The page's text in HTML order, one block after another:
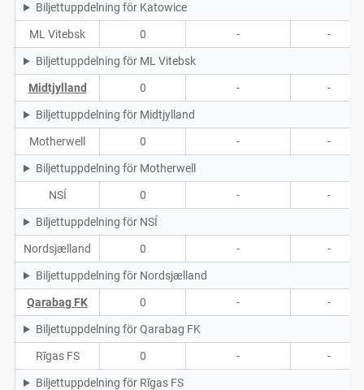
Biljettuppdelning för Katowice
ML Vitebsk 0 - -
Biljettuppdelning för ML Vitebsk
Midtjylland 0 - -
Biljettuppdelning för Midtjylland
Motherwell 0 - -
Biljettuppdelning för Motherwell
NSÍ 0 - -
Biljettuppdelning för NSÍ
Nordsjælland 0 - -
Biljettuppdelning för Nordsjælland
Qarabag FK 0 - -
Biljettuppdelning för Qarabag FK
Rīgas FS 0 - -
Biljettuppdelning för Rīgas FS